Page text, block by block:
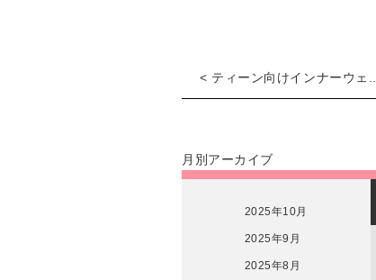
< ティーン向けインナーウェ...
月別アーカイブ
2025年10月
2025年9月
2025年8月